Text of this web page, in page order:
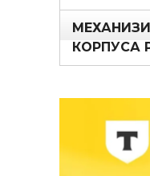
КОРПУСА